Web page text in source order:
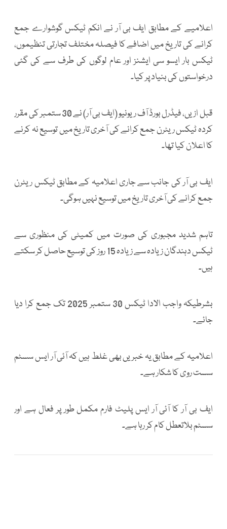
اعلامیے کے مطابق ایف بی آر نے انکم ٹیکس گوشوارے جمع
کرانے کی تاریخ میں اضافے کا فیصلہ مختلف تجارتی تنظیموں،
ٹیکس بار ایسو سی ایشنز اور عام لوگوں کی طرف سے کی گئی
درخواستوں کی بنیاد پر کیا۔
قبل ازیں، فیڈرل بورڈ آف ریونیو (ایف بی آر) نے 30 ستمبر کی مقرر
کردہ ٹیکس ریٹرن جمع کرانے کی آخری تاریخ میں توسیع نہ کرنے
کا اعلان کیا تھا۔
ایف بی آر کی جانب سے جاری اعلامیہ کے مطابق ٹیکس ریٹرن
جمع کرانے کی آخری تاریخ میں توسیع نہیں ہوگی۔
تاہم شدید مجبوری کی صورت میں کمیٹی کی منظوری سے
ٹیکس دہندگان زیادہ سے زیادہ 15 روز کی توسیع حاصل کر سکتے
ہیں۔
بشرطیکہ واجب الادا ٹیکس 30 ستمبر 2025 تک جمع کرا دیا
جائے۔
اعلامیہ کے مطابق یہ خبریں بھی غلط ہیں کہ آئی آر ایس سسٹم
سست روی کا شکار ہے۔
ایف بی آر کا آئی آر ایس پلیٹ فارم مکمل طور پر فعال ہے اور
سسٹم بلاتعطل کام کر رہا ہے۔